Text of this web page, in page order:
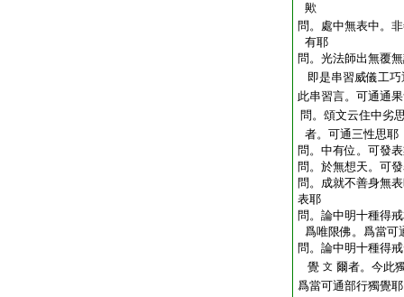
歟
問。處中無表中。
有耶
問。光法師出無覆
即是串習威儀工
此串習言。可通通
問。頌文云住中劣
者。可通三性思耶
問。中有位。可發
問。於無想天。可
問。成就不善身無
表耶
問。論中明十種得
爲唯限佛。爲當可
問。論中明十種得
覺 文 爾者。今此
爲當可通部行獨覺耶